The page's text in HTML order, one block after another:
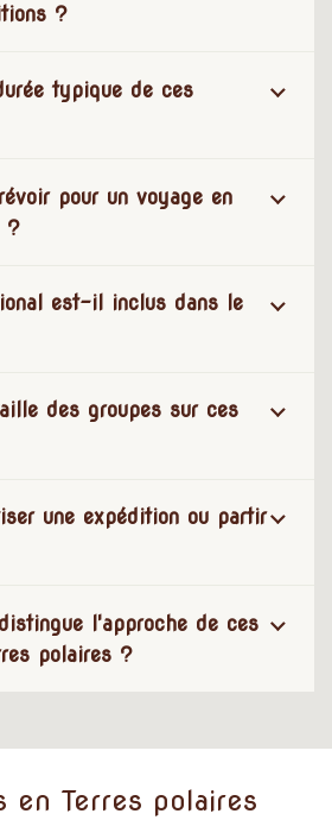
?
typique de ces
pour un voyage en
?
est-il inclus dans le
des groupes sur ces
une expédition ou partir
l'approche de ces
polaires ?
en Terres polaires